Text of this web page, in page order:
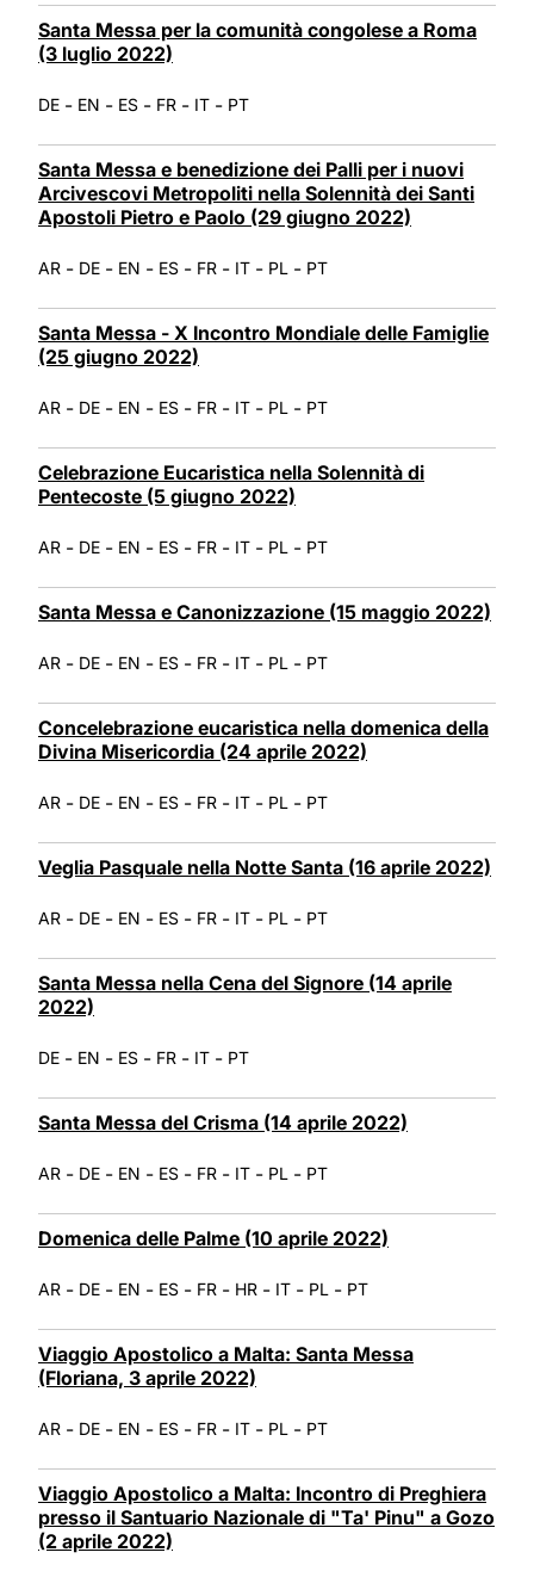
Santa Messa per la comunità congolese a Roma
(3 luglio 2022)
DE - EN - ES - FR - IT - PT
Santa Messa e benedizione dei Palli per i nuovi
Arcivescovi Metropoliti nella Solennità dei Santi
Apostoli Pietro e Paolo (29 giugno 2022)
AR - DE - EN - ES - FR - IT - PL - PT
Santa Messa - X Incontro Mondiale delle Famiglie
(25 giugno 2022)
AR - DE - EN - ES - FR - IT - PL - PT
Celebrazione Eucaristica nella Solennità di
Pentecoste (5 giugno 2022)
AR - DE - EN - ES - FR - IT - PL - PT
Santa Messa e Canonizzazione (15 maggio 2022)
AR - DE - EN - ES - FR - IT - PL - PT
Concelebrazione eucaristica nella domenica della
Divina Misericordia (24 aprile 2022)
AR - DE - EN - ES - FR - IT - PL - PT
Veglia Pasquale nella Notte Santa (16 aprile 2022)
AR - DE - EN - ES - FR - IT - PL - PT
Santa Messa nella Cena del Signore (14 aprile
2022)
DE - EN - ES - FR - IT - PT
Santa Messa del Crisma (14 aprile 2022)
AR - DE - EN - ES - FR - IT - PL - PT
Domenica delle Palme (10 aprile 2022)
AR - DE - EN - ES - FR - HR - IT - PL - PT
Viaggio Apostolico a Malta: Santa Messa
(Floriana, 3 aprile 2022)
AR - DE - EN - ES - FR - IT - PL - PT
Viaggio Apostolico a Malta: Incontro di Preghiera
presso il Santuario Nazionale di "Ta' Pinu" a Gozo
(2 aprile 2022)